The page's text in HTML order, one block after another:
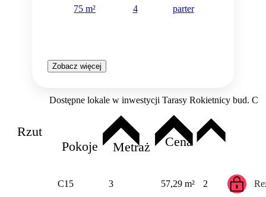
75 m²
4
parter
Zobacz więcej
Dostępne lokale w inwestycji Tarasy Rokietnicy bud. C
Rzut
Pokoje
Metraż Cena
C15 3 57,29 m² 2